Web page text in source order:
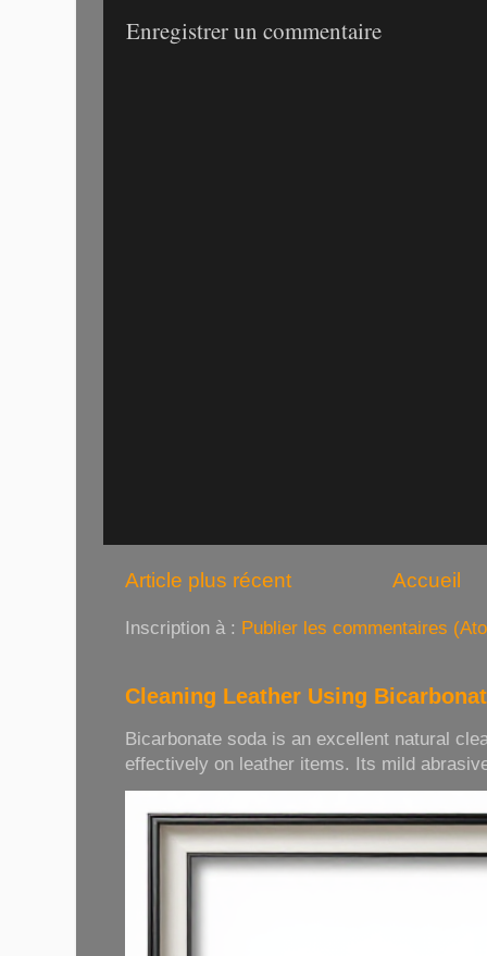
Enregistrer un commentaire
Article plus récent Accueil
Inscription à : Publier les commentaires
Cleaning Leather Using
Bicarbonate soda is an excellent natural
effectively on leather items. Its mild